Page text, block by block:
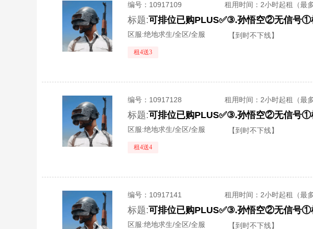
编号： 10917109 租用时间 ：2小时起租（最
标题:
区服:绝地求生/全区/全服 【到时不下线】
租4送3
编号： 10917128 租用时间 ：2小时起租（最
标题:
区服:绝地求生/全区/全服 【到时不下线】
租4送4
编号： 10917141 租用时间 ：2小时起租（最
标题:
区服:绝地求生/全区/全服 【到时不下线】